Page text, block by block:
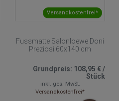
Versandkostenfrei*
Fussmatte Salonloewe Doni
Preziosi 60x140 cm
Grundpreis: 108,95 €/
Stück
inkl. ges. MwSt.
Versandkostenfrei*